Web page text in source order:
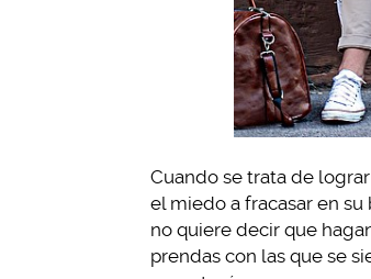
Cuando se trata de
el miedo a fracasar en
no quiere decir que
prendas con las que se